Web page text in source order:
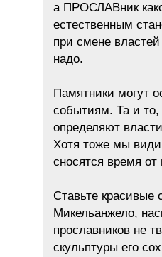
а ПРОСЛАВник
естественным
при смене
надо.
Памятники могут
событиям. Та и то,
определяют
Хотя тоже мы
сносятся время
Ставьте красивые
Микельанжело,
прославников не
скульптуры его